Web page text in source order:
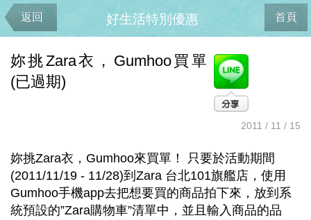
返回 首頁
好生活特別優惠
妳挑Zara衣，Gumhoo買單
(已過期)
2011 / 11 / 15
妳挑Zara衣，Gumhoo來買單！ 只要於活動期間
(2011/11/19 - 11/28)到Zara 台北101旗艦店，使用
Gumhoo手機app去把想要買的商品拍下來，放到系
統預設的”Zara購物車”清單中，並且輸入商品的品